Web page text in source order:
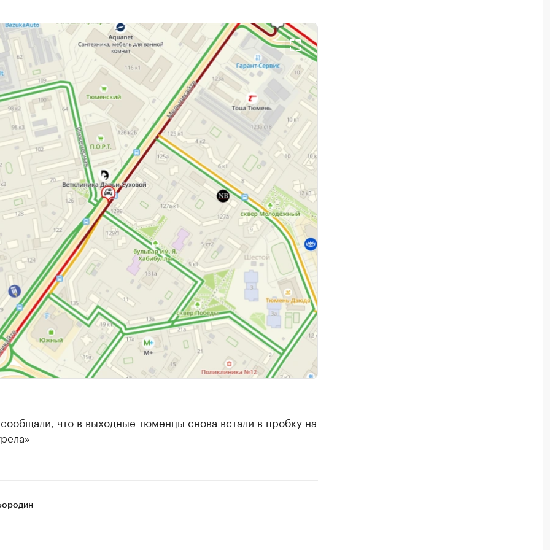
что в выходные тюменцы снова встали в пробку на